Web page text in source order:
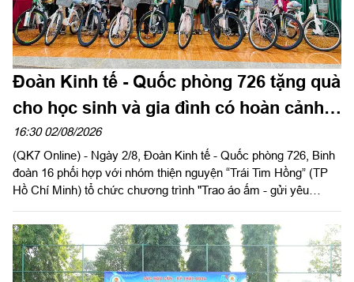
Đoàn Kinh tế - Quốc phòng 726 tặng quà
cho học sinh và gia đình có hoàn cảnh
khó khăn
16:30 02/08/2026
(QK7 Online) - Ngày 2/8, Đoàn Kinh tế - Quốc phòng 726, Binh
đoàn 16 phối hợp với nhóm thiện nguyện “Trái Tim Hồng” (TP
Hồ Chí Minh) tổ chức chương trình "Trao áo ấm - gửi yêu
các gia đình có hoàn cảnh khó khăn trên địa bàn hai xã Tuy
Đức và Quảng Trực, tỉnh Lâm Đồng.